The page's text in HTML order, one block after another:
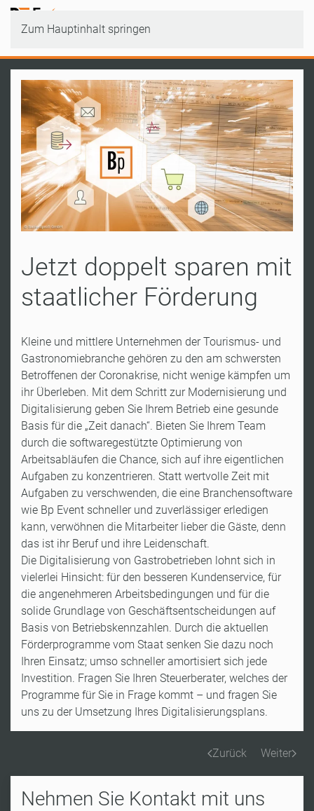
Zum Hauptinhalt springen
Jetzt doppelt sparen mit
staatlicher Förderung
Kleine und mittlere Unternehmen der Tourismus- und
Gastronomiebranche gehören zu den am schwersten
Betroffenen der Coronakrise, nicht wenige kämpfen um
ihr Überleben. Mit dem Schritt zur Modernisierung und
Digitalisierung geben Sie Ihrem Betrieb eine gesunde
Basis für die „Zeit danach“. Bieten Sie Ihrem Team
durch die softwaregestützte Optimierung von
Arbeitsabläufen die Chance, sich auf ihre eigentlichen
Aufgaben zu konzentrieren. Statt wertvolle Zeit mit
Aufgaben zu verschwenden, die eine Branchensoftware
wie Bp Event schneller und zuverlässiger erledigen
kann, verwöhnen die Mitarbeiter lieber die Gäste, denn
das ist ihr Beruf und ihre Leidenschaft.
Die Digitalisierung von Gastrobetrieben lohnt sich in
vielerlei Hinsicht: für den besseren Kundenservice, für
die angenehmeren Arbeitsbedingungen und für die
solide Grundlage von Geschäftsentscheidungen auf
Basis von Betriebskennzahlen. Durch die aktuellen
Förderprogramme vom Staat senken Sie dazu noch
Ihren Einsatz; umso schneller amortisiert sich jede
Investition. Fragen Sie Ihren Steuerberater, welches der
Programme für Sie in Frage kommt – und fragen Sie
uns zu der Umsetzung Ihres Digitalisierungsplans.
Zurück Weiter
Nehmen Sie Kontakt mit uns